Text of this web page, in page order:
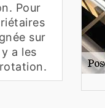
Pour
sur
a les